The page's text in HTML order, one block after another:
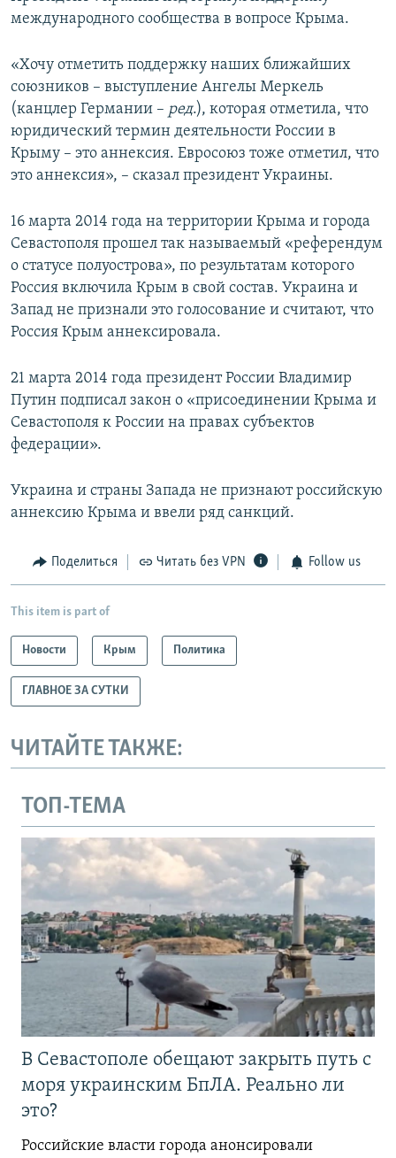
международного сообщества в вопросе Крыма.
«Хочу отметить поддержку наших ближайших
союзников – выступление Ангелы Меркель
(канцлер Германии – ред.), которая отметила, что
юридический термин деятельности России в
Крыму – это аннексия. Евросоюз тоже отметил, что
это аннексия», – сказал президент Украины.
16 марта 2014 года на территории Крыма и города
Севастополя прошел так называемый «референдум
о статусе полуострова», по результатам которого
Россия включила Крым в свой состав. Украина и
Запад не признали это голосование и считают, что
Россия Крым аннексировала.
21 марта 2014 года президент России Владимир
Путин подписал закон о «присоединении Крыма и
Севастополя к России на правах субъектов
федерации».
Украина и страны Запада не признают российскую
аннексию Крыма и ввели ряд санкций.
Поделиться Читать без VPN Follow us
This item is part of
Новости Крым Политика
ГЛАВНОЕ ЗА СУТКИ
ЧИТАЙТЕ ТАКЖЕ:
ТОП-ТЕМА
В Севастополе обещают закрыть путь с
моря украинским БпЛА. Реально ли
это?
Российские власти города анонсировали